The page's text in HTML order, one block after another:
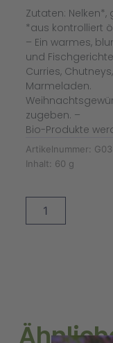
Zutaten:
*aus kontrolliert
– Ein warmes,
und
Curries,
Marmeladen.
zugeben. –
Bio-Produkte
Artikelnummer:
Inhalt: 60 g
gemahlen
Alternative: